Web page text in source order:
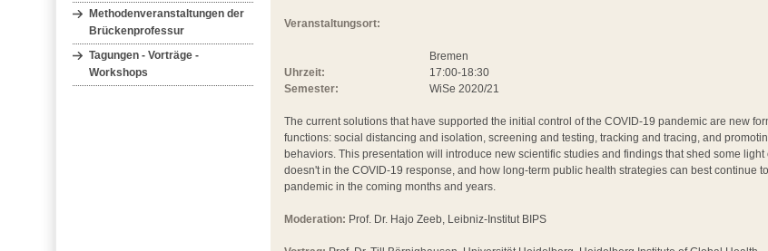
Methodenveranstaltungen der
Brückenprofessur
Tagungen - Vorträge -
Workshops
Veranstaltungsort:
Bremen
Uhrzeit:
17:00-18:30
Semester:
WiSe 2020/21
The current solutions that have supported the initial control of the COVID-19 pandemic are new
functions: social distancing and isolation, screening and testing, tracking and tracing, and
behaviors. This presentation will introduce new scientific studies and findings that shed some
doesn't in the COVID-19 response, and how long-term public health strategies can best continue
pandemic in the coming months and years.
Moderation: Prof. Dr. Hajo Zeeb, Leibniz-Institut BIPS